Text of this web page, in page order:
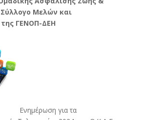
Σύλλογο Μελών και
ΓΕΝΟΠ-ΔΕΗ
Ενημέρωση για τα